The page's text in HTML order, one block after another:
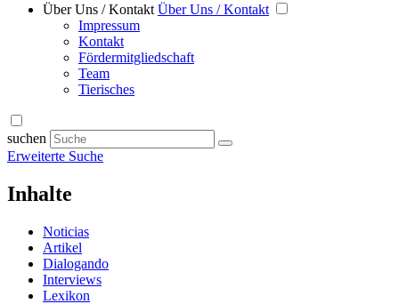
Über Uns / Kontakt Über Uns / Kontakt
Impressum
Kontakt
Fördermitgliedschaft
Team
Tierisches
suchen
Erweiterte Suche
Inhalte
Noticias
Artikel
Dialogando
Interviews
Lexikon